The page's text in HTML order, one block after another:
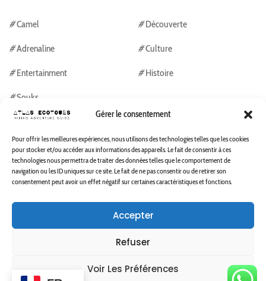
Gérer le consentement
Pour offrir les meilleures expériences, nous utilisons des technologies telles que les cookies
pour stocker et/ou accéder aux informations des appareils. Le fait de consentir à ces
technologies nous permettra de traiter des données telles que le comportement de
navigation ou les ID uniques sur ce site. Le fait de ne pas consentir ou de retirer son
consentement peut avoir un effet négatif sur certaines caractéristiques et fonctions.
Accepter
Refuser
Voir Les Préférences
#Camel
#Adrenaline
#Entertainment
#Souks
#Découverte
#Culture
#Histoire
Ourika tours guides
Ourika Tours
Ourika Tours & activities
Copyright © 2023 Atlas Eco Tours. All Rights Reserved.